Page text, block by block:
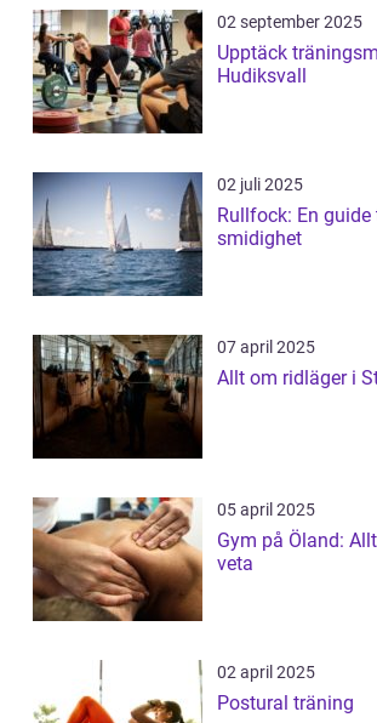
02 september 2025
Upptäck
Hudiksvall
02 juli 2025
Rullfock: En
smidighet
07 april 2025
Allt om ridläger i
05 april 2025
Gym på Öland:
veta
02 april 2025
Postural träning